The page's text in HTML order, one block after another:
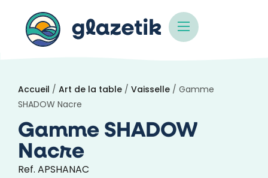
Accueil / Art de la table / Vaisselle / Gamme
SHADOW Nacre
Gamme SHADOW
Nacre
Ref. APSHANAC